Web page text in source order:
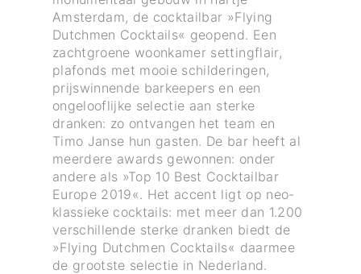
Amsterdam, de cocktailbar »Flying
Dutchmen Cocktails« geopend. Een
zachtgroene woonkamer settingflair,
plafonds met mooie schilderingen,
prijswinnende barkeepers en een
ongelooflijke selectie aan sterke
dranken: zo ontvangen het team en
Timo Janse hun gasten. De bar heeft al
meerdere awards gewonnen: onder
andere als »Top 10 Best Cocktailbar
Europe 2019«. Het accent ligt op neo-
klassieke cocktails: met meer dan 1.200
verschillende sterke dranken biedt de
»Flying Dutchmen Cocktails« daarmee
de grootste selectie in Nederland.